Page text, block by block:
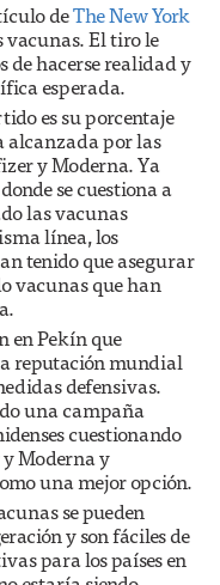
deThe New York
vacunas. El tiro le
de hacerse realidad y
esperada.
es su porcentaje
alcanzada por las
y Moderna. Ya
se cuestiona a
las vacunas
línea, los
tenido que asegurar
vacunas que han
en Pekín que
reputación mundial
defensivas.
una campaña
cuestionando
Moderna y
una mejor opción.
se pueden
y son fáciles de
para los países en